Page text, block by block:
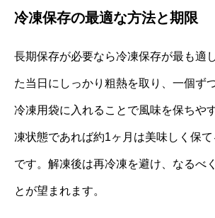
冷凍保存の最適な方法と期限
長期保存が必要なら冷凍保存が最も適
た当日にしっかり粗熱を取り、一個ず
冷凍用袋に入れることで風味を保ちや
凍状態であれば約1ヶ月は美味しく保
です。解凍後は再冷凍を避け、なるべ
とが望まれます。